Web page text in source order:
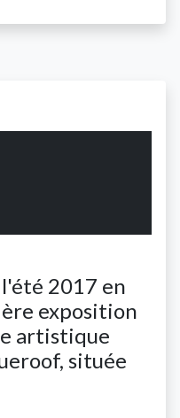
2017 en
exposition
artistique
située